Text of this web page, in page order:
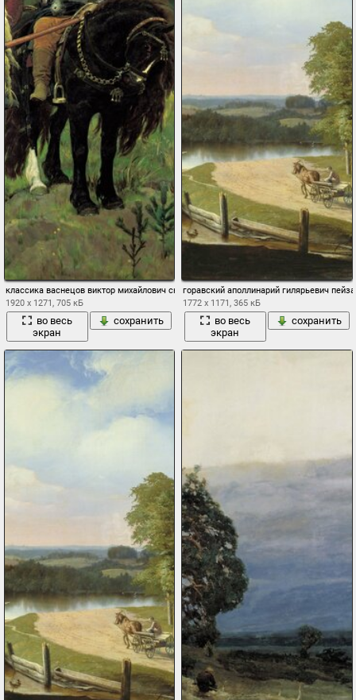
классика васнецов виктор михайлович сказка фольклор былины богатыри кони
1920 x 1271, 705 кБ
во весь
экран
сохранить
горавский аполлинарий гилярьевич
1772 x 1171, 365 кБ
во весь
экран
сохранить